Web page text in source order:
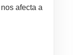
afecta a